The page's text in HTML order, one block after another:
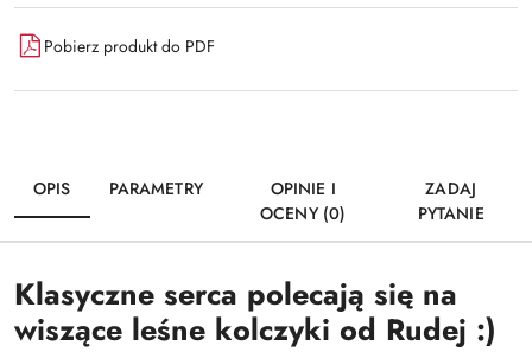
Pobierz produkt do PDF
OPIS PARAMETRY
OPINIE I
OCENY (0)
ZADAJ
PYTANIE
Klasyczne serca polecają się na
wiszące leśne kolczyki od Rudej :)